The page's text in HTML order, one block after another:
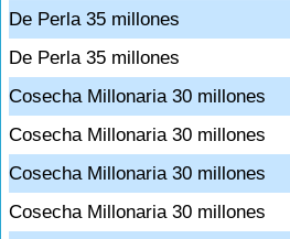
De Perla 35 millones
De Perla 35 millones
Cosecha Millonaria 30 millones
Cosecha Millonaria 30 millones
Cosecha Millonaria 30 millones
Cosecha Millonaria 30 millones